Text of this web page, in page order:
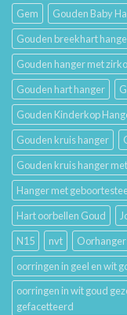
Gem
Gouden Baby
Gouden breekhart
Gouden hanger met
Gouden hart hanger
Gouden Kinderkop
Gouden kruis hanger
Gouden kruis hanger
Hanger met
Hart oorbellen Goud
N15
nvt
oorringen in geel en wit
oorringen in wit goud
gefacetteerd